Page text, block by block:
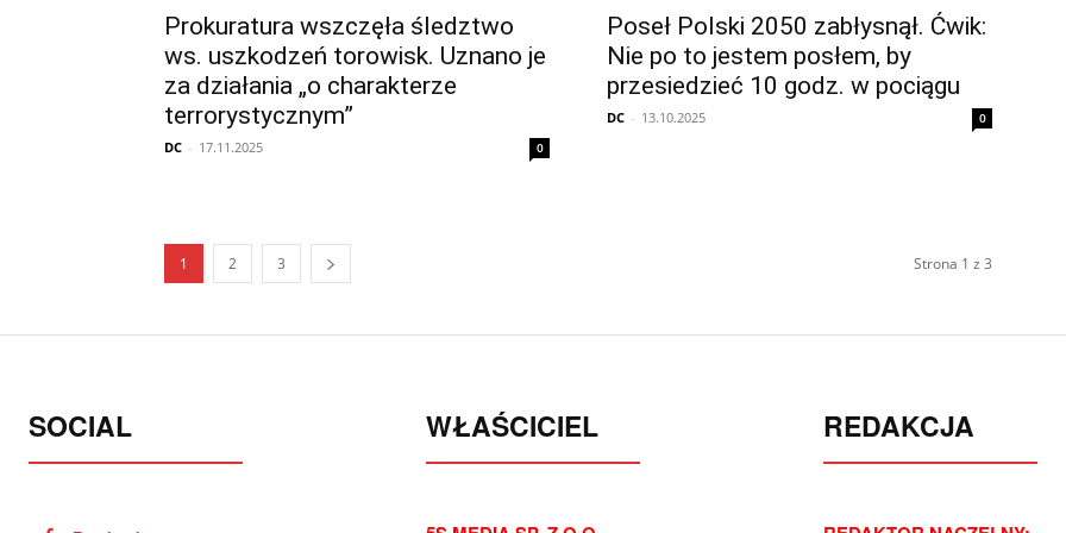
Prokuratura wszczęła śledztwo
ws. uszkodzeń torowisk. Uznano je
za działania „o charakterze
terrorystycznym”
DC - 17.11.2025 0
Poseł Polski 2050 zabłysnął. Ćwik:
Nie po to jestem posłem, by
przesiedzieć 10 godz. w pociągu
DC - 13.10.2025 0
1 2 3 Strona 1 z 3
SOCIAL WŁAŚCICIEL REDAKCJA